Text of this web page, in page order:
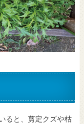
ると、剪定クズや枯